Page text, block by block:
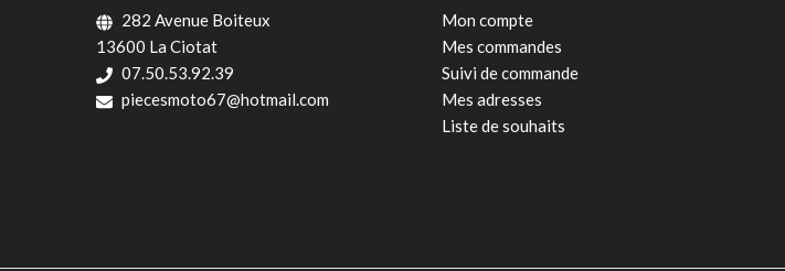
282 Avenue Boiteux
13600 La Ciotat
07.50.53.92.39
piecesmoto67@hotmail.com
Mon compte
Mes commandes
Suivi de commande
Mes adresses
Liste de souhaits